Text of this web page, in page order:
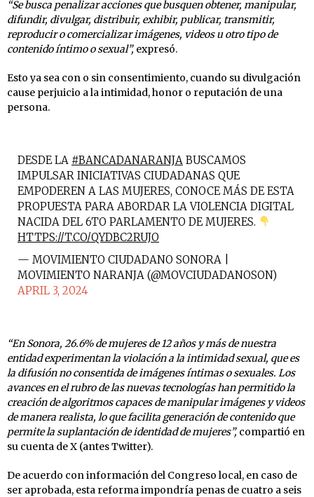
“Se busca penalizar acciones que busquen obtener, manipular,
difundir, divulgar, distribuir, exhibir, publicar, transmitir,
reproducir o comercializar imágenes, videos u otro tipo de
contenido íntimo o sexual”, expresó.
Esto ya sea con o sin consentimiento, cuando su divulgación
cause perjuicio a la intimidad, honor o reputación de una
persona.
DESDE LA #BANCADANARANJA BUSCAMOS
IMPULSAR INICIATIVAS CIUDADANAS QUE
EMPODEREN A LAS MUJERES, CONOCE MÁS DE ESTA
PROPUESTA PARA ABORDAR LA VIOLENCIA DIGITAL
NACIDA DEL 6TO PARLAMENTO DE MUJERES.
HTTPS://T.CO/QYDBC2RUJO
— MOVIMIENTO CIUDADANO SONORA |
MOVIMIENTO NARANJA (@MOVCIUDADANOSON)
APRIL 3, 2024
“En Sonora, 26.6% de mujeres de 12 años y más de nuestra
entidad experimentan la violación a la intimidad sexual, que es
la difusión no consentida de imágenes íntimas o sexuales. Los
avances en el rubro de las nuevas tecnologías han permitido la
creación de algoritmos capaces de manipular imágenes y videos
de manera realista, lo que facilita generación de contenido que
permite la suplantación de identidad de mujeres”, compartió en
su cuenta de X (antes Twitter).
De acuerdo con información del Congreso local, en caso de
ser aprobada, esta reforma impondría penas de cuatro a seis